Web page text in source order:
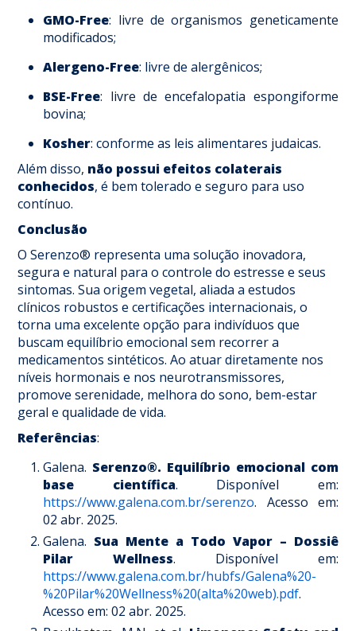
GMO-Free: livre de organismos geneticamente
modificados;
Alergeno-Free: livre de alergênicos;
BSE-Free: livre de encefalopatia espongiforme
bovina;
Kosher: conforme as leis alimentares judaicas.
Além disso, não possui efeitos colaterais
conhecidos, é bem tolerado e seguro para uso
contínuo.
Conclusão
O Serenzo® representa uma solução inovadora,
segura e natural para o controle do estresse e seus
sintomas. Sua origem vegetal, aliada a estudos
clínicos robustos e certificações internacionais, o
torna uma excelente opção para indivíduos que
buscam equilíbrio emocional sem recorrer a
medicamentos sintéticos. Ao atuar diretamente nos
níveis hormonais e nos neurotransmissores,
promove serenidade, melhora do sono, bem-estar
geral e qualidade de vida.
Referências:
Galena. Serenzo®. Equilíbrio emocional com
base científica. Disponível em:
https://www.galena.com.br/serenzo. Acesso em:
02 abr. 2025.
Galena. Sua Mente a Todo Vapor – Dossiê
Pilar Wellness. Disponível em:
https://www.galena.com.br/hubfs/Galena%20-
%20Pilar%20Wellness%20(alta%20web).pdf.
Acesso em: 02 abr. 2025.